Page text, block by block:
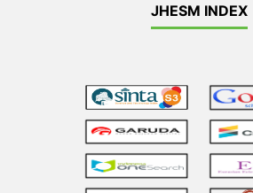
JHESM INDEX